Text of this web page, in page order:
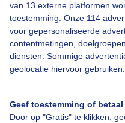
van 13 externe platformen
toestemming. Onze 114
voor gepersonaliseerde
contentmetingen,
diensten. Sommige
geolocatie hiervoor gebruiken.
Geef toestemming of
Door op "Gratis" te klikken,
Over Buienradar
Bedrijfsgegevens
Contact